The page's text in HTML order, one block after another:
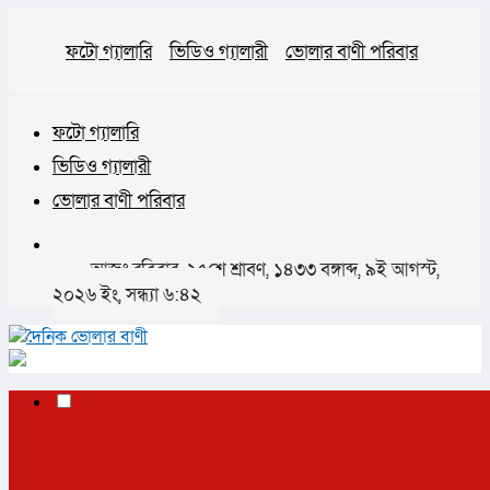
ফটো গ্যালারি ভিডিও গ্যালারী ভোলার বাণী পরিবার
ফটো গ্যালারি
ভিডিও গ্যালারী
ভোলার বাণী পরিবার
আজঃ রবিবার, ২৫শে শ্রাবণ, ১৪৩৩ বঙ্গাব্দ, ৯ই আগস্ট,
২০২৬ ইং, সন্ধ্যা ৬:৪২
✕